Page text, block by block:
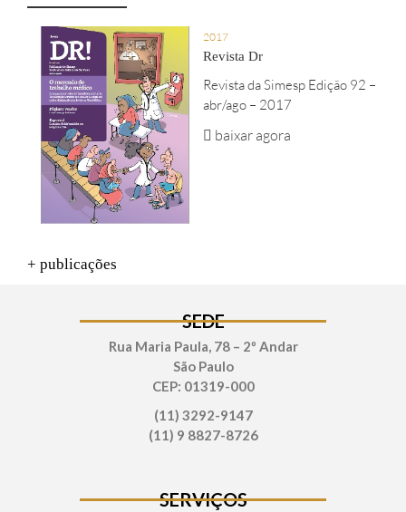
2017
Revista Dr
Revista da Simesp Edição 92 –
abr/ago – 2017
baixar agora
+ publicações
SEDE
Rua Maria Paula, 78 – 2º Andar
São Paulo
CEP: 01319-000
(11) 3292-9147
(11) 9 8827-8726
SERVIÇOS